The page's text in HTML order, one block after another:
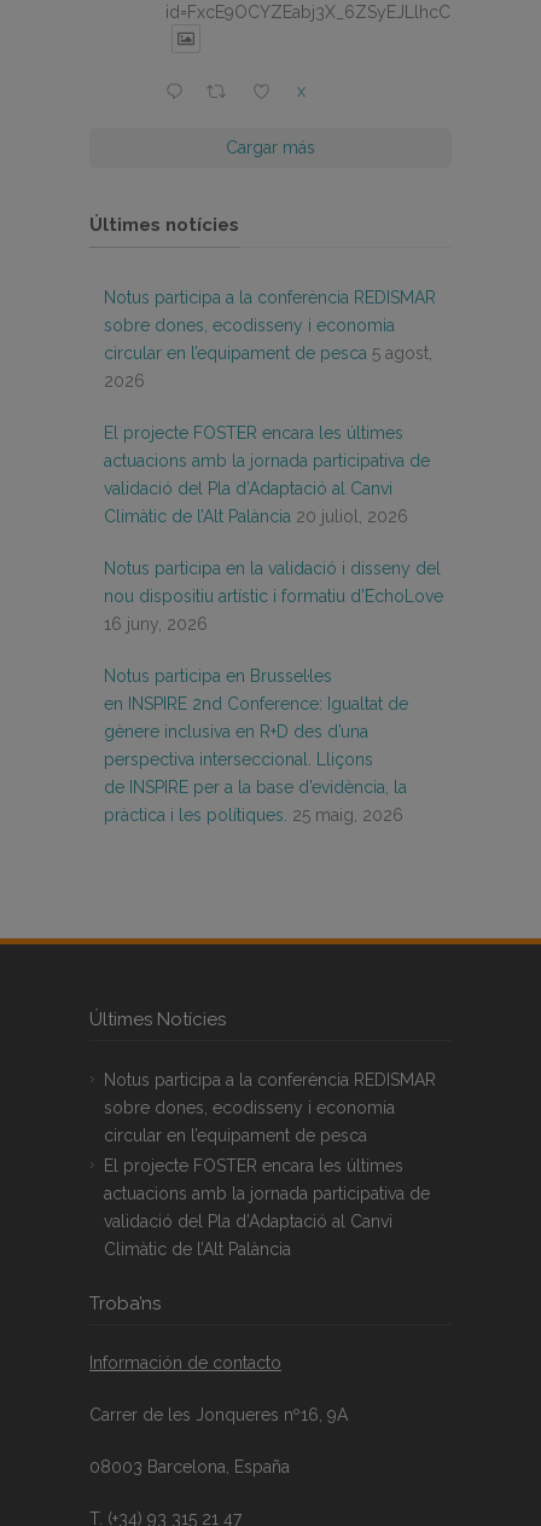
X
Cargar más
Últimes notícies
Notus participa a la conferència REDISMAR
sobre dones, ecodisseny i economia
circular en l’equipament de pesca 5 agost,
2026
El projecte FOSTER encara les últimes
actuacions amb la jornada participativa de
validació del Pla d’Adaptació al Canvi
Climàtic de l’Alt Palància 20 juliol, 2026
Notus participa en la validació i disseny del
nou dispositiu artístic i formatiu d’EchoLove
16 juny, 2026
Notus participa en Brussel·les
en INSPIRE 2nd Conference: Igualtat de
gènere inclusiva en R+D des d’una
perspectiva interseccional. Lliçons
de INSPIRE per a la base d’evidència, la
pràctica i les polítiques. 25 maig, 2026
Últimes Notícies
Notus participa a la conferència REDISMAR
sobre dones, ecodisseny i economia
circular en l’equipament de pesca
El projecte FOSTER encara les últimes
actuacions amb la jornada participativa de
validació del Pla d’Adaptació al Canvi
Climàtic de l’Alt Palància
Troba’ns
Información de contacto
Carrer de les Jonqueres nº16, 9A
08003 Barcelona, España
T. (+34) 93 315 21 47